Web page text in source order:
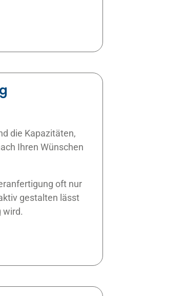
die Kapazitäten,
Ihren Wünschen
oft nur
gestalten lässt
wird.